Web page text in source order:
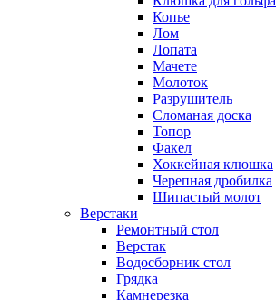
Копье
Лом
Лопата
Мачете
Молоток
Разрушитель
Сломаная доска
Топор
Факел
Хоккейная клюшка
Черепная дробилка
Шипастый молот
Верстаки
Ремонтный стол
Верстак
Водосборник стол
Грядка
Камнерезка